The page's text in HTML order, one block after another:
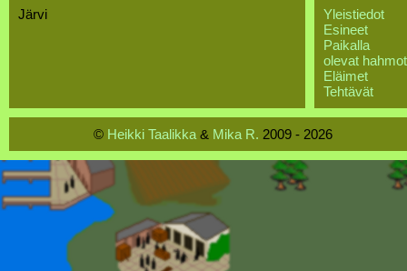
Järvi
Yleistiedot
Esineet
Paikalla
olevat hahmot
Eläimet
Tehtävät
© Heikki Taalikka& Mika R. 2009 - 2026